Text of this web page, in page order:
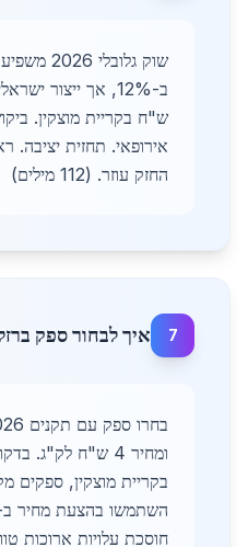
שוק
ש"ח בקריית מוצקין.
אירופאי. תחזית יציבה.
החזק עוזר. (112 מילים)
7 איך לבחור ספק
ומחיר 4 ש"ח לק"ג.
בקריית מוצקין, ספקים
חוסכת עלויות ארוכות טווח. (105